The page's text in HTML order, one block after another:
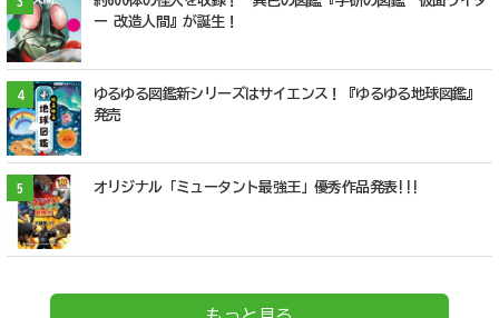
ー 改造人間』が誕生！
4
ゆるゆる図鑑新シリーズはサイエンス！『ゆるゆる地球図鑑』
発売
5 オリジナル「ミュータント最強王」優秀作品発表!!!